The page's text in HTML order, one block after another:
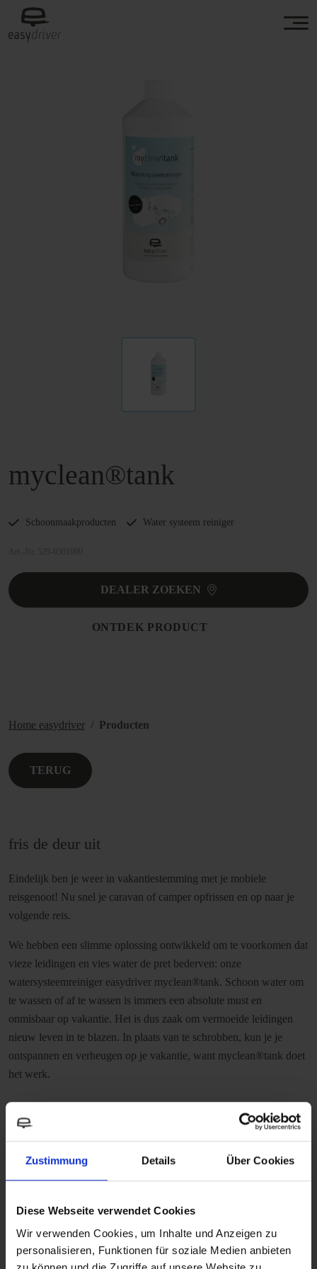
Zustimmung Details Über Cookies
Diese Webseite verwendet Cookies
Wir verwenden Cookies, um Inhalte und Anzeigen zu
personalisieren, Funktionen für soziale Medien anbieten
myclean®tank
Schoonmaakproducten Water systeem reiniger
DEALER ZOEKEN
ONTDEK PRODUCT
Home easydriver Producten
TERUG
fris de deur uit
Eindelijk ben je weer in vakantiestemming met je mobiele
reisgenoot! Nu snel je caravan of camper opfrissen en op naar je
volgende reis.
We hebben een slimme oplossing ontwikkeld om te voorkomen dat
vieze leidingen en vies water de pret bederven: onze
watersysteemreiniger easydriver myclean®tank. Schoon water om
te wassen of af te wassen is immers een absolute must en
onmisbaar op vakantie. Het is dus zaak om vermoeide leidingen
nieuw leven in te blazen. In plaats van te schrobben, kun je je
ontspannen en verheugen op je vakantie, want myclean®tank doet
het werk.